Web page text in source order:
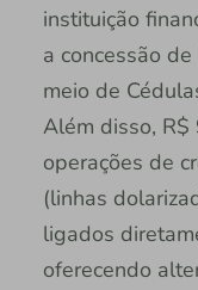
instituição
a concessão
meio de
Além disso, R$
operações de
(linhas
ligados
oferecendo